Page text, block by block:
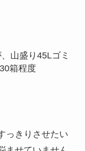
山盛り45Lゴミ
箱程度
っきりさせたい